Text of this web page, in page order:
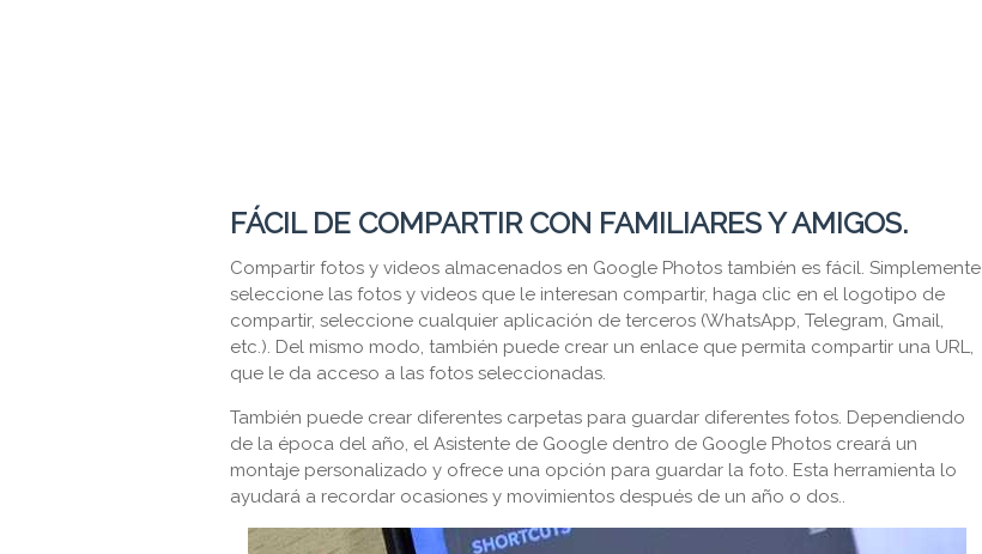
FÁCIL DE COMPARTIR CON FAMILIARES Y AMIGOS.
Compartir fotos y videos almacenados en Google Photos también es fácil. Simplemente
seleccione las fotos y videos que le interesan compartir, haga clic en el logotipo de
compartir, seleccione cualquier aplicación de terceros (WhatsApp, Telegram, Gmail,
etc.). Del mismo modo, también puede crear un enlace que permita compartir una URL,
que le da acceso a las fotos seleccionadas.
También puede crear diferentes carpetas para guardar diferentes fotos. Dependiendo
de la época del año, el Asistente de Google dentro de Google Photos creará un
montaje personalizado y ofrece una opción para guardar la foto. Esta herramienta lo
ayudará a recordar ocasiones y movimientos después de un año o dos..